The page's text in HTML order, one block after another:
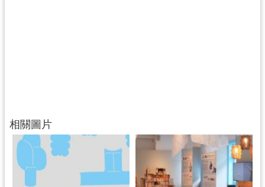
相關圖片